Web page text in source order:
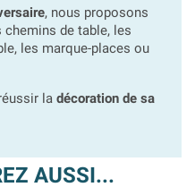
, nous proposons
de table, les
les marque-places ou
la décoration de sa
AUSSI...